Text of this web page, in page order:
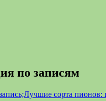
по записям
Лучшие сорта пионов: